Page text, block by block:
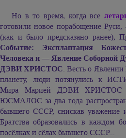
Но в то время, когда все
готовили новое порабощение
(как и было предсказано ранее),
Событие: Эксплантация
Человека и — Явление
ДЭВИ ХРИСТОС. Весть о
планету, люди потянулись к
Мира Марией ДЭВИ ХРИСТОС
ЮСМАЛОС за два года
бывшего СССР, снискав
Братства образовались в каждом
посёлках и сёлах бывшего СССР...